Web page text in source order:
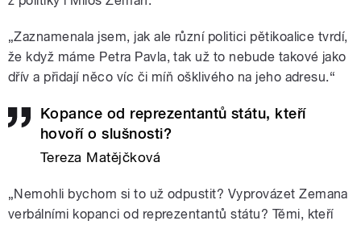
„Zaznamenala jsem, jak ale různí politici pětikoalice tvrdí,
že když máme Petra Pavla, tak už to nebude takové jako
dřív a přidají něco víc či míň ošklivého na jeho adresu.“
Kopance od reprezentantů státu, kteří
hovoří o slušnosti?
Tereza Matějčková
„Nemohli bychom si to už odpustit? Vyprovázet Zemana
verbálními kopanci od reprezentantů státu? Těmi, kteří